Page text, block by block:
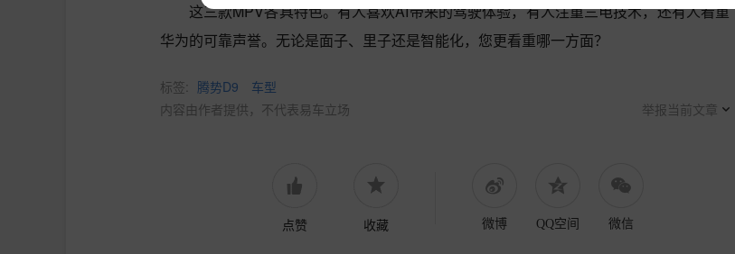
这三款MPV各具特色。有人喜欢AI带来的驾驶体验，有人注重三电技术，还有人看重
华为的可靠声誉。无论是面子、里子还是智能化，您更看重哪一方面？
标签: 腾势D9
车型
内容由作者提供，不代表易车立场
举报当前文章
点赞 收藏 微博 QQ空间 微信